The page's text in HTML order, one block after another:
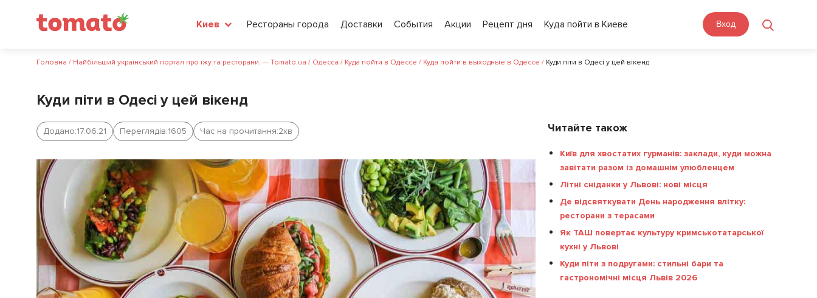
Киев Рестораны города Доставки События Акции Рецепт дня Куда пойти в Киеве Вход
Головна / Найбільший український портал про їжу та ресторани. — Tomato.ua / Одесса / Куда пойти в Одессе / Куда пойти в выходные в Одессе / Куди піти в Одесі у цей вікенд
Куди піти в Одесі у цей вікенд
Додано:17.06.21 Переглядів:1605 Час на прочитання:2хв Читайте також
Київ для хвостатих гурманів: заклади, куди можна
завітати разом із домашнім улюбленцем
Літні сніданки у Львові: нові місця
Де відсвяткувати День народження влітку:
ресторани з терасами
Як ТАШ повертає культуру кримськотатарської
кухні у Львові
Куди піти з подругами: стильні бари та
гастрономічні місця Львів 2026